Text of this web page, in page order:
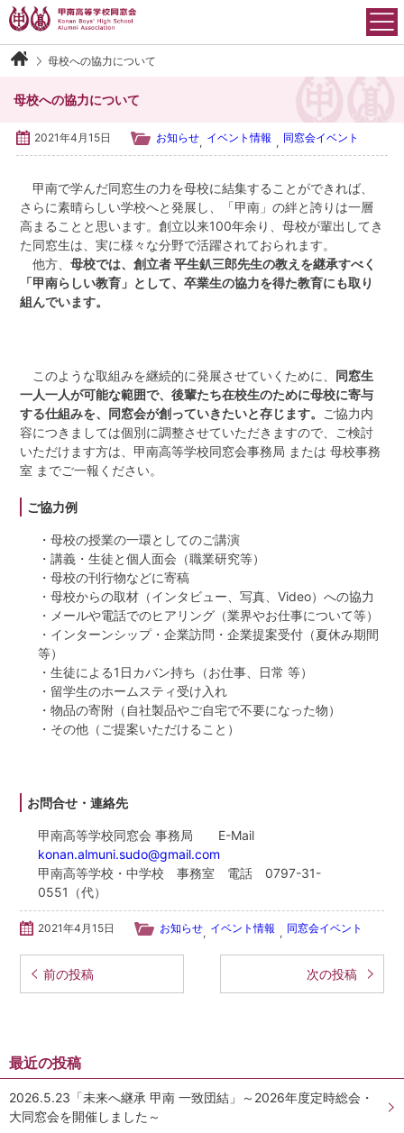
Skip
to
content
甲南高等学校同窓会について
運営組織
会則
各学年・クラブ同窓会
同窓生紹介
阪口 正二郎 氏・根津 茂 氏
育友会について
関連リンク
サイトマップ
お問い合わせ
甲南大学同窓会
甲南小学校・甲南幼稚園
検
母校への協力について
母校への協力について
2021年4月15日 お知らせ, イベント情報 , 同窓会イベント
甲南で学んだ同窓生の力を母校に結集することができれば、
さらに素晴らしい学校へと発展し、「甲南」の絆と誇りは一層
高まることと思います。創立以来100年余り、母校が輩出してき
た同窓生は、実に様々な分野で活躍されておられます。
他方、母校では、創立者 平生釟三郎先生の教えを継承すべく
「甲南らしい教育」として、卒業生の協力を得た教育にも取り
組んでいます。
このような取組みを継続的に発展させていくために、 同窓生
一人一人が可能な範囲で、後輩たち在校生のために母校に寄与
する仕組みを、同窓会が創っていきたいと存じます。 ご協力内
容につきましては個別に調整させていただきますので、ご検討
いただけます方は、甲南高等学校同窓会事務局 または 母校事務
室 までご一報ください。
ご協力例
・母校の授業の一環としてのご講演
・講義・生徒と個人面会（職業研究等）
・母校の刊行物などに寄稿
・母校からの取材（インタビュー、写真、Video）への協力
・メールや電話でのヒアリング（業界やお仕事について等）
・インターンシップ・企業訪問・企業提案受付（夏休み期間
等）
・生徒による1日カバン持ち（お仕事、日常 等）
・留学生のホームスティ受け入れ
・物品の寄附（自社製品やご自宅で不要になった物）
・その他（ご提案いただけること）
お問合せ・連絡先
甲南高等学校同窓会 事務局 E-Mail
konan.almuni.sudo@gmail.com
甲南高等学校・中学校 事務室 電話 0797-31-
0551（代）
2021年4月15日 お知らせ, イベント情報 , 同窓会イベント
前の投稿 次の投稿
最近の投稿
2026.5.23「未来へ継承 甲南 一致団結」～2026年度定時総会・
大同窓会を開催しました～